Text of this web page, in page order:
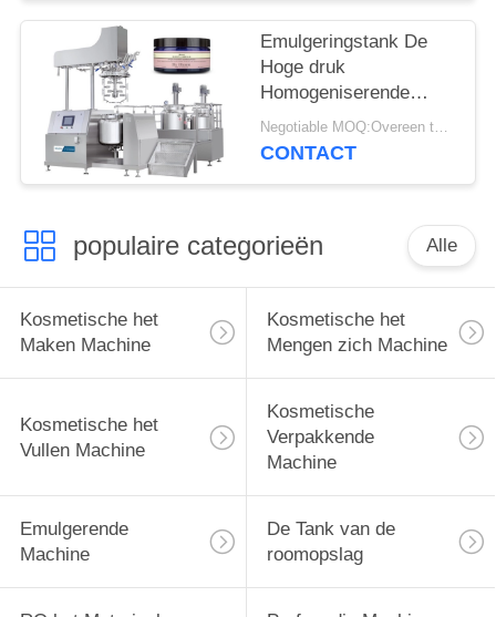
Emulgeringstank De
Hoge druk
Homogeniserende
Machine van
220V/380V 50HZ
Negotiable MOQ:Overeen te komen
CONTACT
populaire categorieën Alle
Kosmetische het
Maken Machine
Kosmetische het
Mengen zich Machine
Kosmetische het
Vullen Machine
Kosmetische
Verpakkende
Machine
Emulgerende
Machine
De Tank van de
roomopslag